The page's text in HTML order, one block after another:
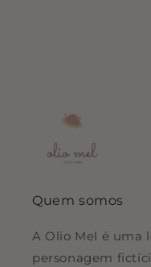
Quem somos
A Olio Mel é uma
personagem